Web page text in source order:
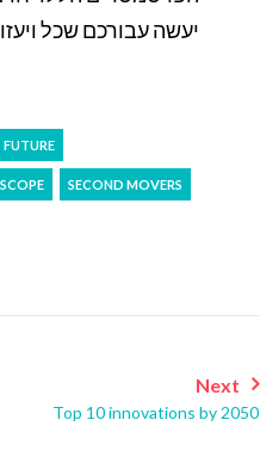
יעשה עבורכם שכל
FUTURE
SCOPE SECOND MOVERS
Next
Top 10 innovations by 2050